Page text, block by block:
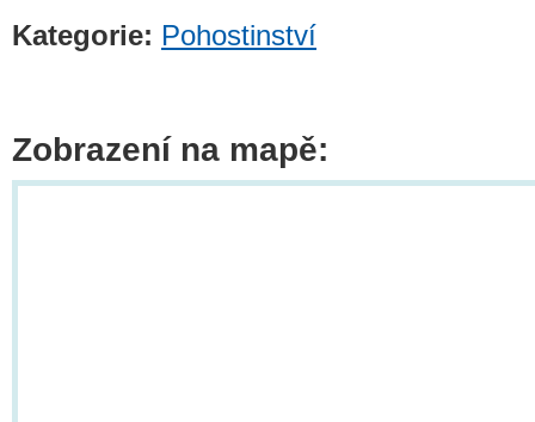
Kategorie: Pohostinství
Zobrazení na mapě: